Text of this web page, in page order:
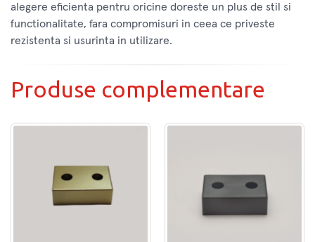
alegere eficienta pentru oricine doreste un plus de stil si
functionalitate, fara compromisuri in ceea ce priveste
rezistenta si usurinta in utilizare.
Produse complementare